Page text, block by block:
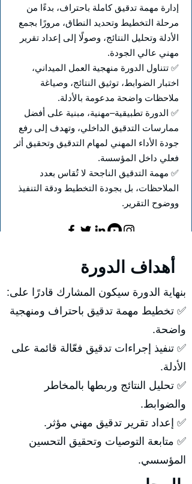
إدارة مهمة تدقيق كاملة باحتراف، بدءًا من
مرحلة التخطيط وتحديد النطاق، مرورًا بجمع
الأدلة وتحليل النتائج، وصولًا إلى إعداد تقرير
مهني عالي الجودة.
✅ تتناول الدورة منهجية العمل الميداني،
اختبار الضوابط، توثيق النتائج، وصياغة
ملاحظات واضحة مدعومة بالأدلة.
✅ الدورة تطبيقية–مهنية، مبنية على أفضل
ممارسات التدقيق الداخلي، وتهدف إلى رفع
جودة الأداء المهني لمهام التدقيق وتحقيق أثر
فعلي داخل المؤسسة.
✅ مهمة التدقيق الناجحة لا تُقاس بعدد
الملاحظات، بل بجودة التخطيط ودقة التنفيذ
ووضوح التقرير.
بنهاية الدورة سيكون المشارك قادرًا على:
✅ تخطيط مهمة تدقيق باحتراف ومنهجية
واضحة.
✅ تنفيذ إجراءات تدقيق فعّالة قائمة على
الأدلة.
✅ تحليل النتائج وربطها بالمخاطر
والضوابط.
✅ إعداد تقرير تدقيق مهني مؤثر.
✅ متابعة التوصيات وتحقيق التحسين
المؤسسي.